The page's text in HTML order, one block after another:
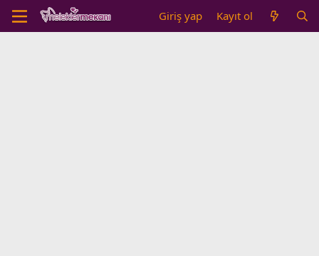
Giriş yap Kayıt ol